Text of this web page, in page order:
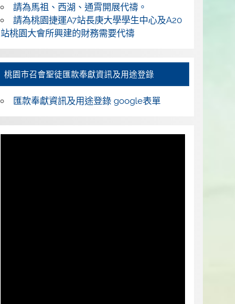
請為馬祖、西湖、通霄開展代禱。
請為桃園捷運A7站長庚大學學生中心及A20
站桃園大會所興建的財務需要代禱
桃園巿召會聖徒匯款奉獻資訊及用途登錄
匯款奉獻資訊及用途登錄 google表單